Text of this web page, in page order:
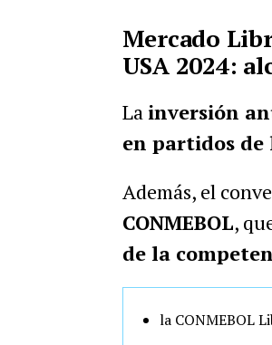
Mercado
USA 2024:
La inversión
en partidos de
Además, el
CONMEBOL,
de la
la CONMEBOL